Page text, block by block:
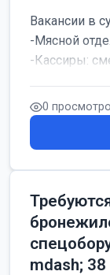
Вакансии в
-Мясной
-Кассиры:
0
mdash;